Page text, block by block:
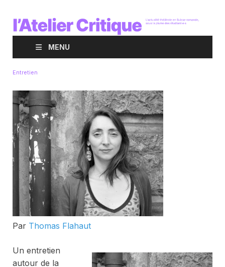
MENU
Entretien
Par Thomas Flahaut
Un entretien
autour de la